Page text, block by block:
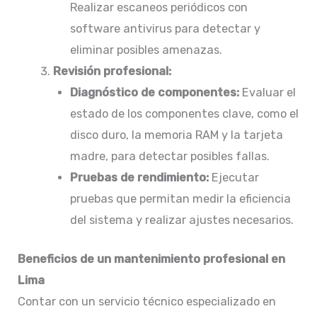
Realizar escaneos periódicos con
software antivirus para detectar y
eliminar posibles amenazas.​
Revisión profesional:
Diagnóstico de componentes: Evaluar el
estado de los componentes clave, como el
disco duro, la memoria RAM y la tarjeta
madre, para detectar posibles fallas.​
Pruebas de rendimiento: Ejecutar
pruebas que permitan medir la eficiencia
del sistema y realizar ajustes necesarios.​
Beneficios de un mantenimiento profesional en
Lima
Contar con un servicio técnico especializado en